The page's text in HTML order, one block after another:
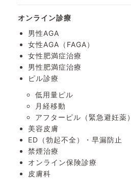
オンライン診療
男性AGA
女性AGA（FAGA）
女性肥満症治療
男性肥満症治療
ピル診療
低用量ピル
月経移動
アフターピル （緊急避妊薬）
美容皮膚
ED（勃起不全）・ 早漏防止
禁煙治療
オンライン保険診療
皮膚科